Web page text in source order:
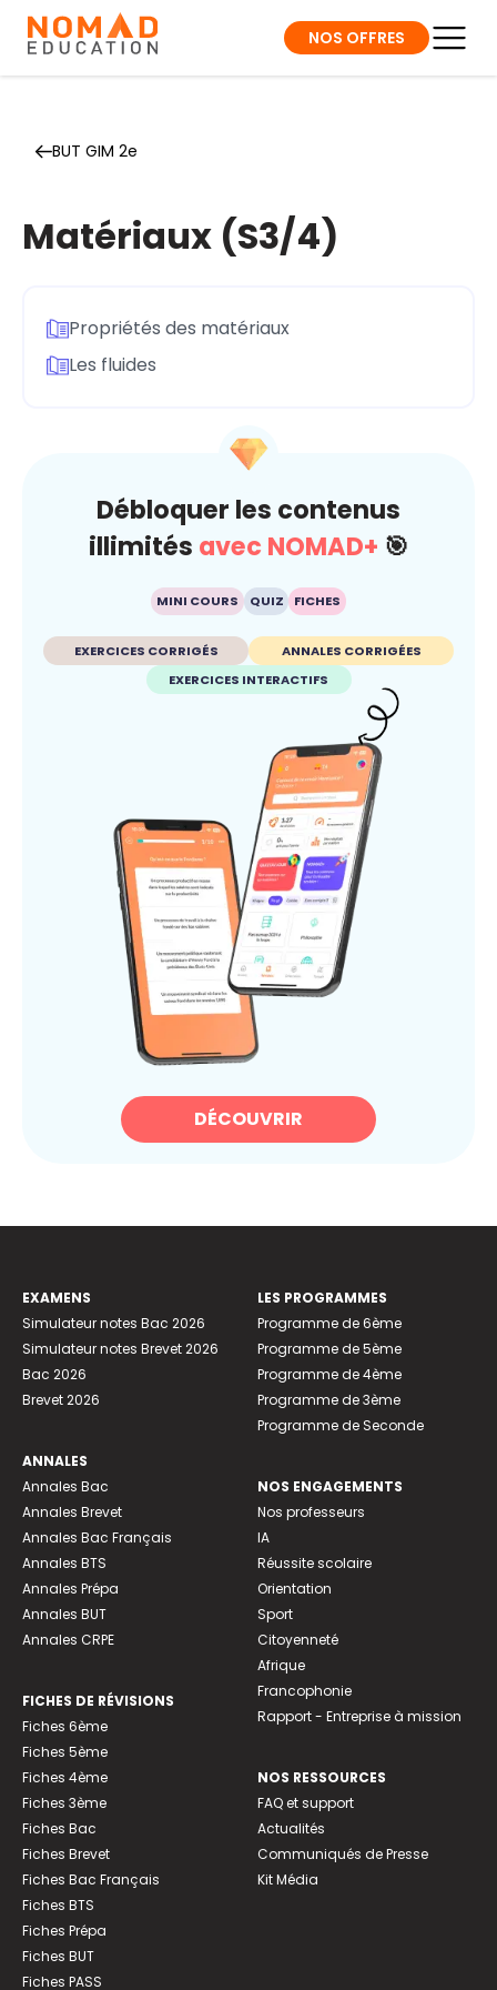
NOS OFFRES
BUT GIM 2e
Matériaux (S3/4)
Propriétés des matériaux
Les fluides
Débloquer les contenus
illimités avec NOMAD+ 🎯
MINI COURS QUIZ FICHES
EXERCICES CORRIGÉS
ANNALES CORRIGÉES
EXERCICES INTERACTIFS
DÉCOUVRIR
EXAMENS
Simulateur notes Bac 2026
Simulateur notes Brevet 2026
Bac 2026
Brevet 2026
ANNALES
Annales Bac
Annales Brevet
Annales Bac Français
Annales BTS
Annales Prépa
Annales BUT
Annales CRPE
FICHES DE RÉVISIONS
Fiches 6ème
Fiches 5ème
Fiches 4ème
Fiches 3ème
Fiches Bac
Fiches Brevet
Fiches Bac Français
Fiches BTS
Fiches Prépa
Fiches BUT
Fiches PASS
LES PROGRAMMES
Programme de 6ème
Programme de 5ème
Programme de 4ème
Programme de 3ème
Programme de Seconde
NOS ENGAGEMENTS
Nos professeurs
IA
Réussite scolaire
Orientation
Sport
Citoyenneté
Afrique
Francophonie
Rapport - Entreprise à mission
NOS RESSOURCES
FAQ et support
Actualités
Communiqués de Presse
Kit Média